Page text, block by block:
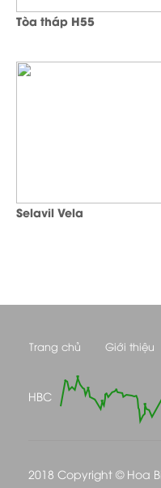
Tòa tháp H55
Selavil Vela
Trang chủ Giới thiệu
HBC
2018 Copyright © Hoa